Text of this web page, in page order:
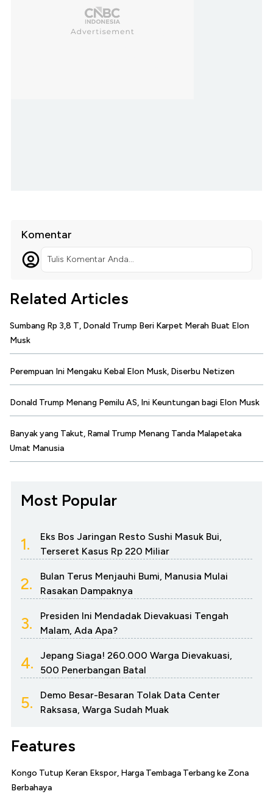
Komentar
Tulis Komentar Anda...
Related Articles
Sumbang Rp 3,8 T, Donald Trump Beri Karpet Merah Buat Elon
Musk
Perempuan Ini Mengaku Kebal Elon Musk, Diserbu Netizen
Donald Trump Menang Pemilu AS, Ini Keuntungan bagi Elon Musk
Banyak yang Takut, Ramal Trump Menang Tanda Malapetaka
Umat Manusia
Most Popular
1.
Eks Bos Jaringan Resto Sushi Masuk Bui,
Terseret Kasus Rp 220 Miliar
2.
Bulan Terus Menjauhi Bumi, Manusia Mulai
Rasakan Dampaknya
3.
Presiden Ini Mendadak Dievakuasi Tengah
Malam, Ada Apa?
4.
Jepang Siaga! 260.000 Warga Dievakuasi,
500 Penerbangan Batal
5.
Demo Besar-Besaran Tolak Data Center
Raksasa, Warga Sudah Muak
Features
Kongo Tutup Keran Ekspor, Harga Tembaga Terbang ke Zona
Berbahaya